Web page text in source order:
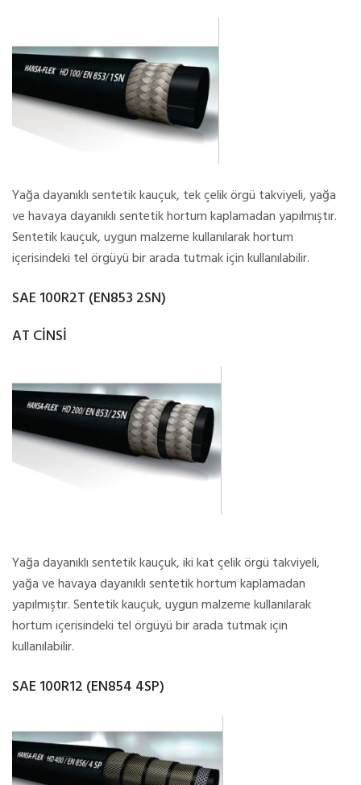
Yağa dayanıklı sentetik kauçuk, tek çelik örgü takviyeli, yağa
ve havaya dayanıklı sentetik hortum kaplamadan yapılmıştır.
Sentetik kauçuk, uygun malzeme kullanılarak hortum
içerisindeki tel örgüyü bir arada tutmak için kullanılabilir.
SAE 100R2T (EN853 2SN)
AT CİNSİ
Yağa dayanıklı sentetik kauçuk, iki kat çelik örgü takviyeli,
yağa ve havaya dayanıklı sentetik hortum kaplamadan
yapılmıştır. Sentetik kauçuk, uygun malzeme kullanılarak
hortum içerisindeki tel örgüyü bir arada tutmak için
kullanılabilir.
SAE 100R12 (EN854 4SP)